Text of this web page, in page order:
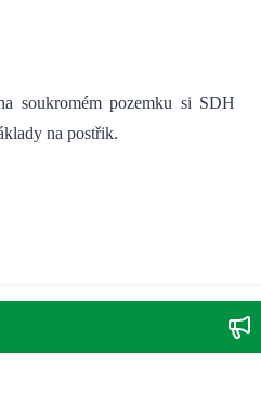
soukromém pozemku si SDH
na postřik.